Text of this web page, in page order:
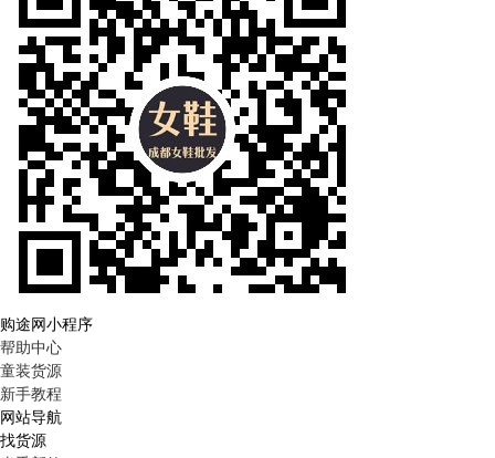
购途网小程序
帮助中心
童装货源
新手教程
网站导航
找货源